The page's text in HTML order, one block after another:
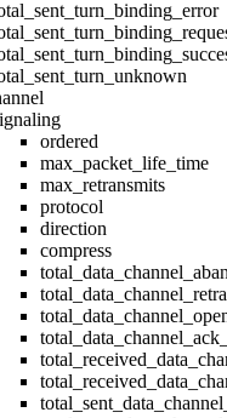
ordered
max_packet_life_time
max_retransmits
protocol
direction
compress